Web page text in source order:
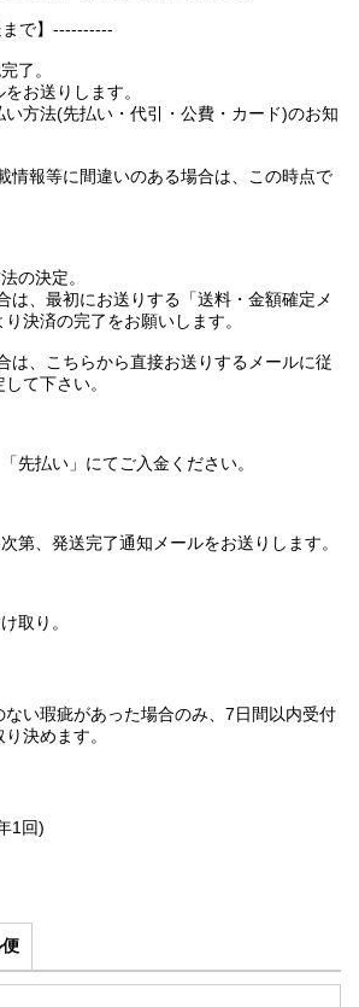
で】----------
了。
お送りします。
方法(先払い・代引・公費・カード)のお知
情報等に間違いのある場合は、この時点で
の決定。
は、最初にお送りする「送料・金額確定メ
決済の完了をお願いします。
は、こちらから直接お送りするメールに従
て下さい。
払い」にてご入金ください。
、発送完了通知メールをお送りします。
取り。
い瑕疵があった場合のみ、7日間以内受付
決めます。
1回)